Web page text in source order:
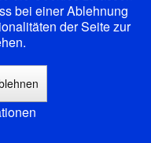
bei einer Ablehnung
der Seite zur